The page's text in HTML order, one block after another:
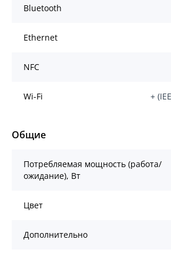
Bluetooth
Ethernet
NFC
Wi-Fi +
Общие
Потребляемая мощность (работа/
ожидание), Вт
Цвет
Дополнительно